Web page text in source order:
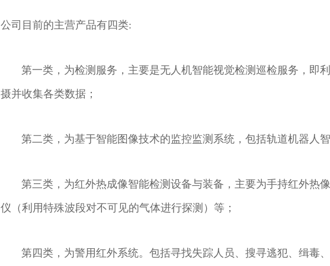
公司目前的主营产品有四类:
摄并收集各类数据；
第二类，为基于智能图像技术的监控监测系统，包括轨道机器人智
仪（利用特殊波段对不可见的气体进行探测）等；
第四类，为警用红外系统。包括寻找失踪人员、搜寻逃犯、缉毒